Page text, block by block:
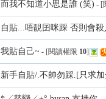
而我不知道小思是誰 (笑) - [
自貼...唔靚囝咪踩 否則會殺
我貼自己~ - [閱讀權限 10]
新手自貼/.不帥勿踩.[只求